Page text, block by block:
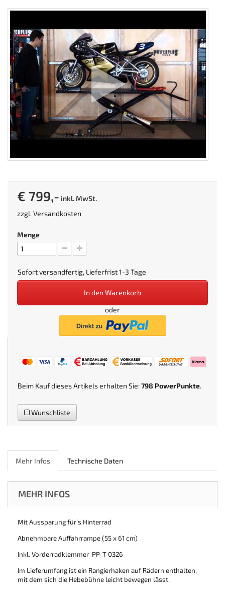
€ 799,- inkl. MwSt.
zzgl.Versandkosten
Menge
Sofort versandfertig, Lieferfrist 1-3 Tage
In den Warenkorb
oder
Beim Kauf dieses Artikels erhalten Sie:798 PowerPunkte.
Wunschliste
Mehr Infos Technische Daten
MEHR INFOS
Mit Aussparung für’s Hinterrad
Abnehmbare Auffahrrampe (55 x 61 cm)
Inkl. Vorderradklemmer PP-T 0326
Im Lieferumfang ist ein Rangierhaken auf Rädern enthalten,
mit dem sich die Hebebühne leicht bewegen lässt.